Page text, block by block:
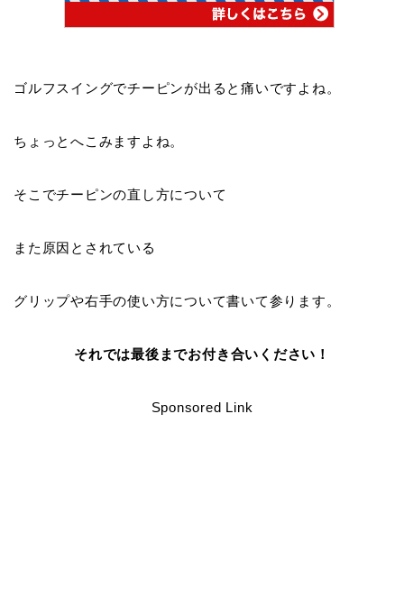
ゴルフスイングでチーピンが出ると痛いですよね。
ちょっとへこみますよね。
そこでチーピンの直し方について
また原因とされている
グリップや右手の使い方について書いて参ります。
それでは最後までお付き合いください！
Sponsored Link